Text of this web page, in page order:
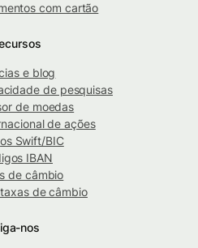
com cartão
e blog
de pesquisas
de moedas
de ações
Swift/BIC
IBAN
de câmbio
de câmbio
nos